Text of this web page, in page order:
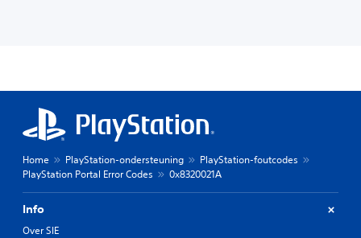
Home PlayStation-ondersteuning
PlayStation-foutcodes
PlayStation Portal Error Codes
0x8320021A
Info
Over SIE